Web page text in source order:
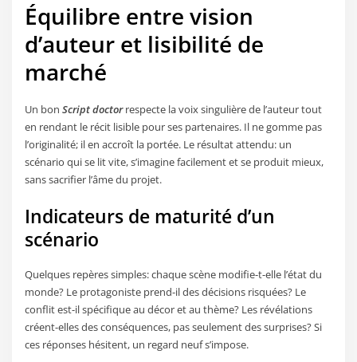
Équilibre entre vision
d’auteur et lisibilité de
marché
Un bonScript doctorrespecte la voix singulière de l’auteur tout
en rendant le récit lisible pour ses partenaires. Il ne gomme pas
l’originalité; il en accroît la portée. Le résultat attendu: un
scénario qui se lit vite, s’imagine facilement et se produit mieux,
sans sacrifier l’âme du projet.
Indicateurs de maturité d’un
scénario
Quelques repères simples: chaque scène modifie-t-elle l’état du
monde? Le protagoniste prend-il des décisions risquées? Le
conflit est-il spécifique au décor et au thème? Les révélations
créent-elles des conséquences, pas seulement des surprises? Si
ces réponses hésitent, un regard neuf s’impose.